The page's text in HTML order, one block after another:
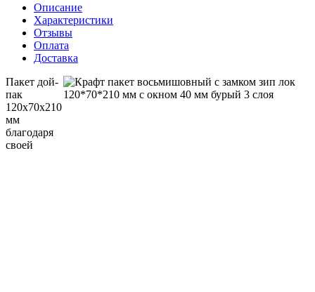
Описание
Характеристики
Отзывы
Оплата
Доставка
Пакет дой-
пак
120x70x210
мм
благодаря
своей